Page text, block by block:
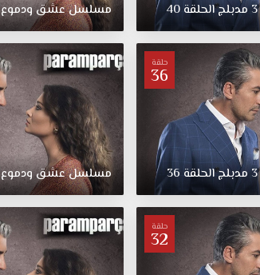
3 مدبلجالحلقة40 مسلسلعشقودموع
حلقة
36
3 مدبلجالحلقة 36 مسلسلعشقودموع
حلقة
32